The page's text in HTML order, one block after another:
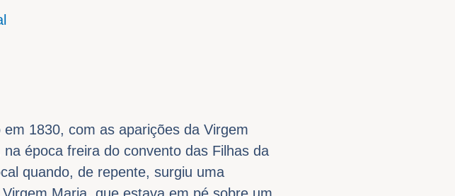
1830, com as aparições da Virgem
época freira do convento das Filhas da
quando, de repente, surgiu uma